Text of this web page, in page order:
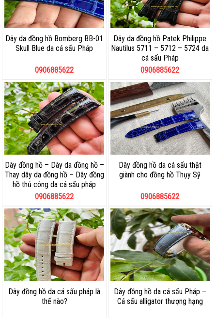
Dây da đồng hồ Bomberg BB-01
Skull Blue da cá sấu Pháp
0906885622
Dây da đồng hồ Patek Philippe
Nautilus 5711 – 5712 – 5724 da
cá sấu Pháp
0906885622
Dây đồng hồ – Dây da đồng hồ –
Thay dây da đồng hồ – Dây đồng
hồ thủ công da cá sấu pháp
0906885622
Dây đồng hồ da cá sấu thật
giành cho đồng hồ Thụy Sỹ
0906885622
Dây đồng hồ da cá sấu pháp là
thế nào?
Dây đồng hồ da cá sấu Pháp –
Cá sấu alligator thượng hạng